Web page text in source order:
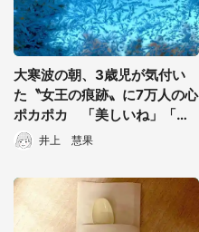
大寒波の朝、3歳児が気付い
た〝女王の痕跡〟に7万人の心
ポカポカ 「美しいね」「そ
の感性を大事にして」
井上 慧果